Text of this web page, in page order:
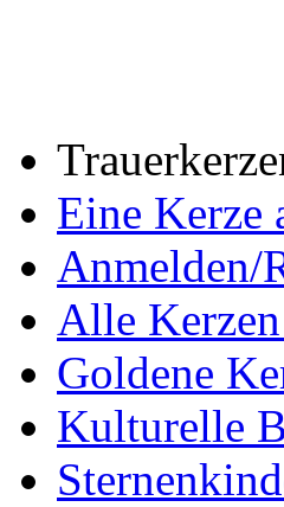
Eine Kerze
Anmelden/
Alle
Goldene
Kulturelle